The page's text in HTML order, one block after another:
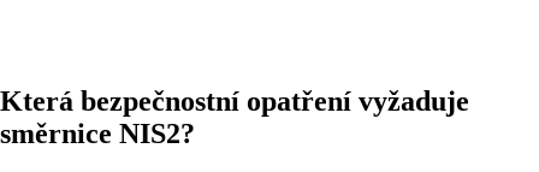
Která bezpečnostní opatření vyžaduje
směrnice NIS2?